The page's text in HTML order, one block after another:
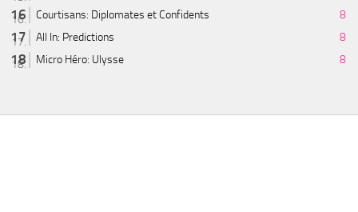
Courtisans: Diplomates et Confidents
8
All In: Predictions
8
Micro Héro: Ulysse
8